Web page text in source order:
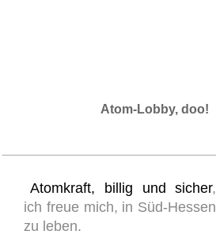
Atom-Lobby, doo!
Atomkraft, billig und sicher,
ich freue mich, in Süd-Hessen
zu leben.